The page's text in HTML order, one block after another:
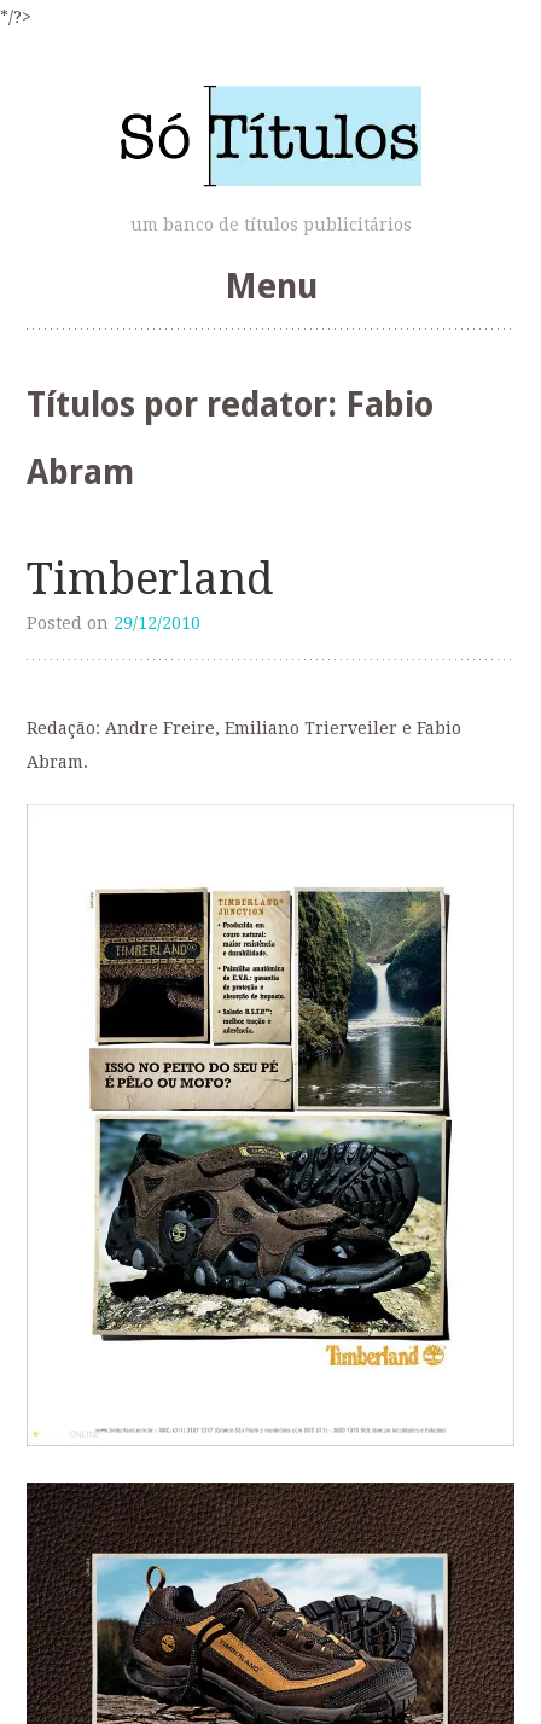
*/?>
um banco de títulos publicitários
Menu
content
Títulos por redator: Fabio
Abram
Timberland
Posted on 29/12/2010
Redação: Andre Freire, Emiliano Trierveiler e Fabio
Abram.